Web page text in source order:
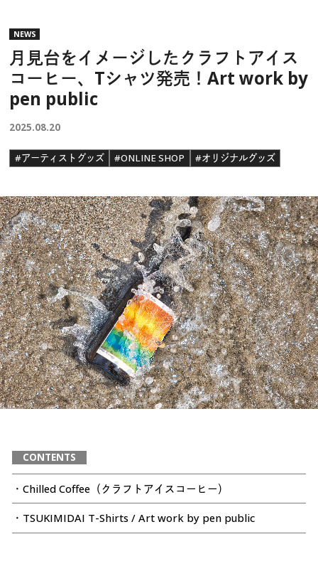
NEWS
月見台をイメージしたクラフトアイス
コーヒー、Tシャツ発売！Art work by
pen public
2025.08.20
#アーティストグッズ #ONLINE SHOP #オリジナルグッズ
CONTENTS
・Chilled Coffee（クラフトアイスコーヒー）
・TSUKIMIDAI T-Shirts / Art work by pen public